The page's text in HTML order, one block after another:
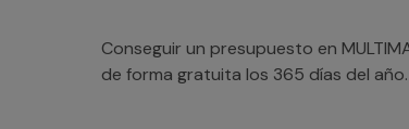
Conseguir un presupuesto en
de forma gratuita los 365 días del